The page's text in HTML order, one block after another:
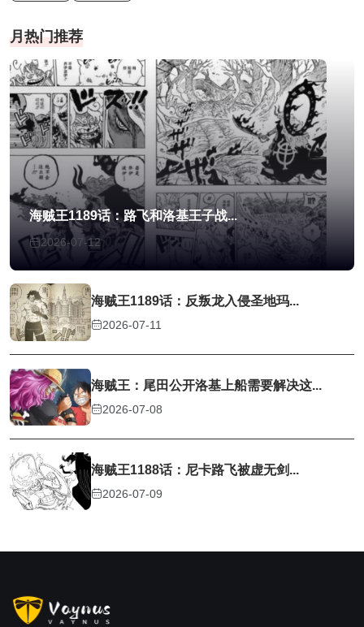
月热门推荐
海贼王1189话：路飞和洛基王子战...
2026-07-12
海贼王1189话：反叛龙入侵圣地玛...
2026-07-11
海贼王：尾田公开洛基上船需要解决这...
2026-07-08
海贼王1188话：尼卡路飞被虚无剑...
2026-07-09